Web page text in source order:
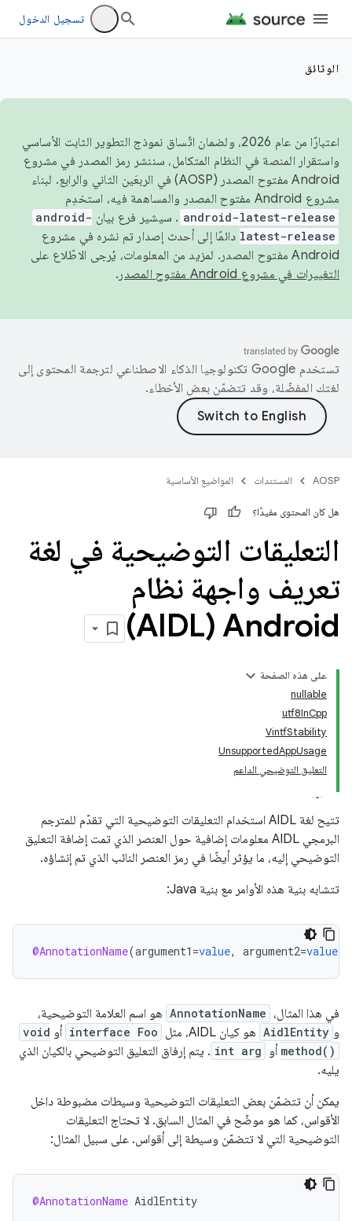
تسجيل الدخول
الوثائق
اعتبارًا من عام 2026، ولضمان اتّساق نموذج التطوير الثابت الأساسي
واستقرار المنصة في النظام المتكامل، سننشر رمز المصدر في مشروع
Android مفتوح المصدر (AOSP) في الربعَين الثاني والرابع. لبناء
مشروع Android مفتوح المصدر والمساهمة فيه، استخدِم
android-latest-release . سيشير فرع بيان android-
latest-release دائمًا إلى أحدث إصدار تم نشره في مشروع
Android مفتوح المصدر. لمزيد من المعلومات، يُرجى الاطّلاع على
التغييرات في مشروع Android مفتوح المصدر
.
تستخدم Google تكنولوجيا الذكاء الاصطناعي لترجمة المحتوى إلى
لغتك المفضّلة، وقد تتضمّن بعض الأخطاء.
AOSP المستندات المواضيع الأساسية
هل كان المحتوى مفيدًا؟
التعليقات التوضيحية في لغة
تعريف واجهة نظام
Android ‏(AIDL)
على هذه الصفحة
nullable
utf8InCpp
VintfStability
UnsupportedAppUsage
التعليق التوضيحي الداعم
تتيح لغة AIDL استخدام التعليقات التوضيحية التي تقدّم للمترجم
البرمجي AIDL معلومات إضافية حول العنصر الذي تمت إضافة التعليق
التوضيحي إليه، ما يؤثر أيضًا في رمز العنصر النائب الذي تم إنشاؤه.
تتشابه بنية هذه الأوامر مع بنية Java:
@AnnotationName(argument1 =value, argument2=value
في هذا المثال، AnnotationName هو اسم العلامة التوضيحية،
و AidlEntity هو كيان AIDL، مثل interface Foo أو void
method() أو int arg . يتم إرفاق التعليق التوضيحي بالكيان الذي
يليه.
يمكن أن تتضمّن بعض التعليقات التوضيحية وسيطات مضبوطة داخل
الأقواس، كما هو موضّح في المثال السابق. لا تحتاج التعليقات
التوضيحية التي لا تتضمّن وسيطة إلى أقواس. على سبيل المثال:
@AnnotationName AidlEntity